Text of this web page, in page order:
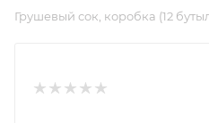
Грушевый сок, коробка (12